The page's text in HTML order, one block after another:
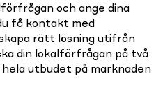
och ange dina
få kontakt med
rätt lösning utifrån
din lokalförfrågan på två
utbudet på marknaden